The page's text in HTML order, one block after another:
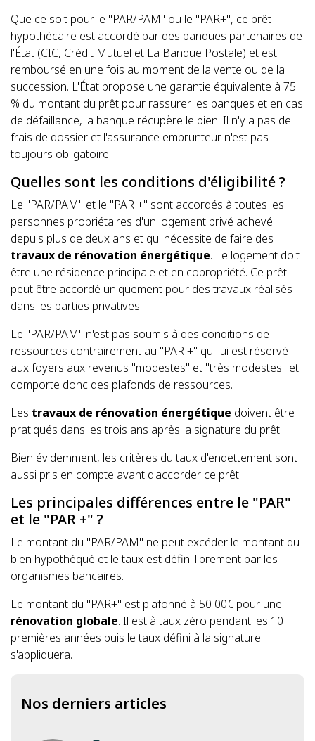
Que ce soit pour le "PAR/PAM" ou le "PAR+", ce prêt
hypothécaire est accordé par des banques partenaires de
l'État (CIC, Crédit Mutuel et La Banque Postale) et est
remboursé en une fois au moment de la vente ou de la
succession. L'État propose une garantie équivalente à 75
% du montant du prêt pour rassurer les banques et en cas
de défaillance, la banque récupère le bien. Il n'y a pas de
frais de dossier et l'assurance emprunteur n'est pas
toujours obligatoire.
Quelles sont les conditions d'éligibilité ?
Le "PAR/PAM" et le "PAR +" sont accordés à toutes les
personnes propriétaires d'un logement privé achevé
depuis plus de deux ans et qui nécessite de faire des
travaux de rénovation énergétique. Le logement doit
être une résidence principale et en copropriété. Ce prêt
peut être accordé uniquement pour des travaux réalisés
dans les parties privatives.
Le "PAR/PAM" n'est pas soumis à des conditions de
ressources contrairement au "PAR +" qui lui est réservé
aux foyers aux revenus "modestes" et "très modestes" et
comporte donc des plafonds de ressources.
Les travaux de rénovation énergétique doivent être
pratiqués dans les trois ans après la signature du prêt.
Bien évidemment, les critères du taux d'endettement sont
aussi pris en compte avant d'accorder ce prêt.
Les principales différences entre le "PAR"
et le "PAR +" ?
Le montant du "PAR/PAM" ne peut excéder le montant du
bien hypothéqué et le taux est défini librement par les
organismes bancaires.
Le montant du "PAR+" est plafonné à 50 00€ pour une
rénovation globale. Il est à taux zéro pendant les 10
premières années puis le taux défini à la signature
s'appliquera.
Nos derniers articles